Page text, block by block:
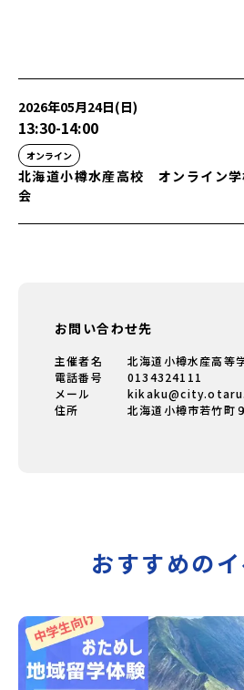
2026年05月24日(日)
13:30-14:00
オンライン
北海道小樽水産高校 オンライン学
会
お問い合わせ先
主催者名
北海道小樽水産高等
電話番号
0134324111
メール
住所
北海道小樽市若竹町
おすすめの